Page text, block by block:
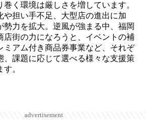
く環境は厳しさを増しています。
や担い手不足、大型店の進出に加
勢力を拡大。逆風が強まる中、福岡
店街の力になろうと、イベントの補
ミアム付き商品券事業など、それぞ
、課題に応じて選べる様々な支援策
。
advertisement